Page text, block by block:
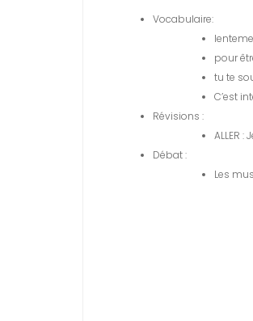
Vocabulaire:
pour
tu te
C’est
Révisions :
ALLER
Débat :
Les